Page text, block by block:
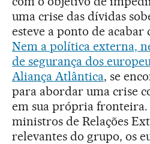
uma crise das dívidas
esteve a ponto de acabar
Nem a política externa,
de segurança dos
Aliança Atlântica, se
para abordar uma crise
em sua própria fronteira.
ministros de Relações
relevantes do grupo, os